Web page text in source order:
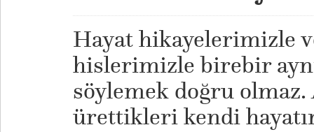
Hayat hikayelerimizle
hislerimizle birebir
söylemek doğru olmaz.
ürettikleri kendi